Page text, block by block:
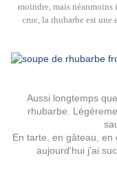
moindre, mais néanmoins
crue, la rhubarbe est
Aussi longtemps
rhubarbe.
En tarte, en gâteau, en
aujourd'hui j'ai